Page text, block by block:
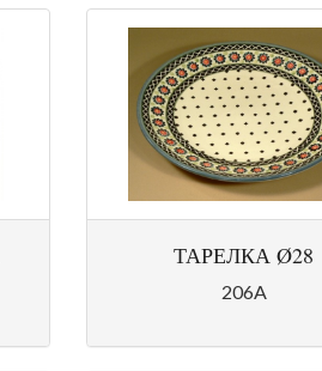
ТАРЕЛКА Ø28
206A